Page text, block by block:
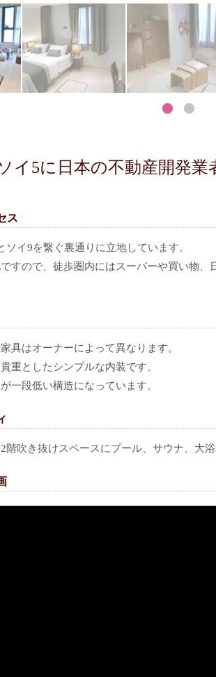
イ5に日本の不動産開発
ス
ソイ9を繋ぐ裏通りに立地しています。
ですので、徒歩圏内にはスーパーや買い物
具はオーナーによって異なります。
重としたシンプルな内装です。
一段低い構造になっています。
階吹き抜けスペースにプール、サウナ、大